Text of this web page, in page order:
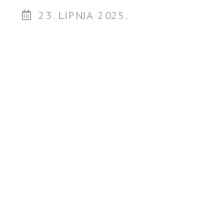
23. LIPNJA 2025.